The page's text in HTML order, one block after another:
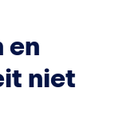
en
niet